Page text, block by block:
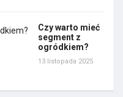
Czy warto mieć
segment z
ogródkiem?
13 listopada 2025